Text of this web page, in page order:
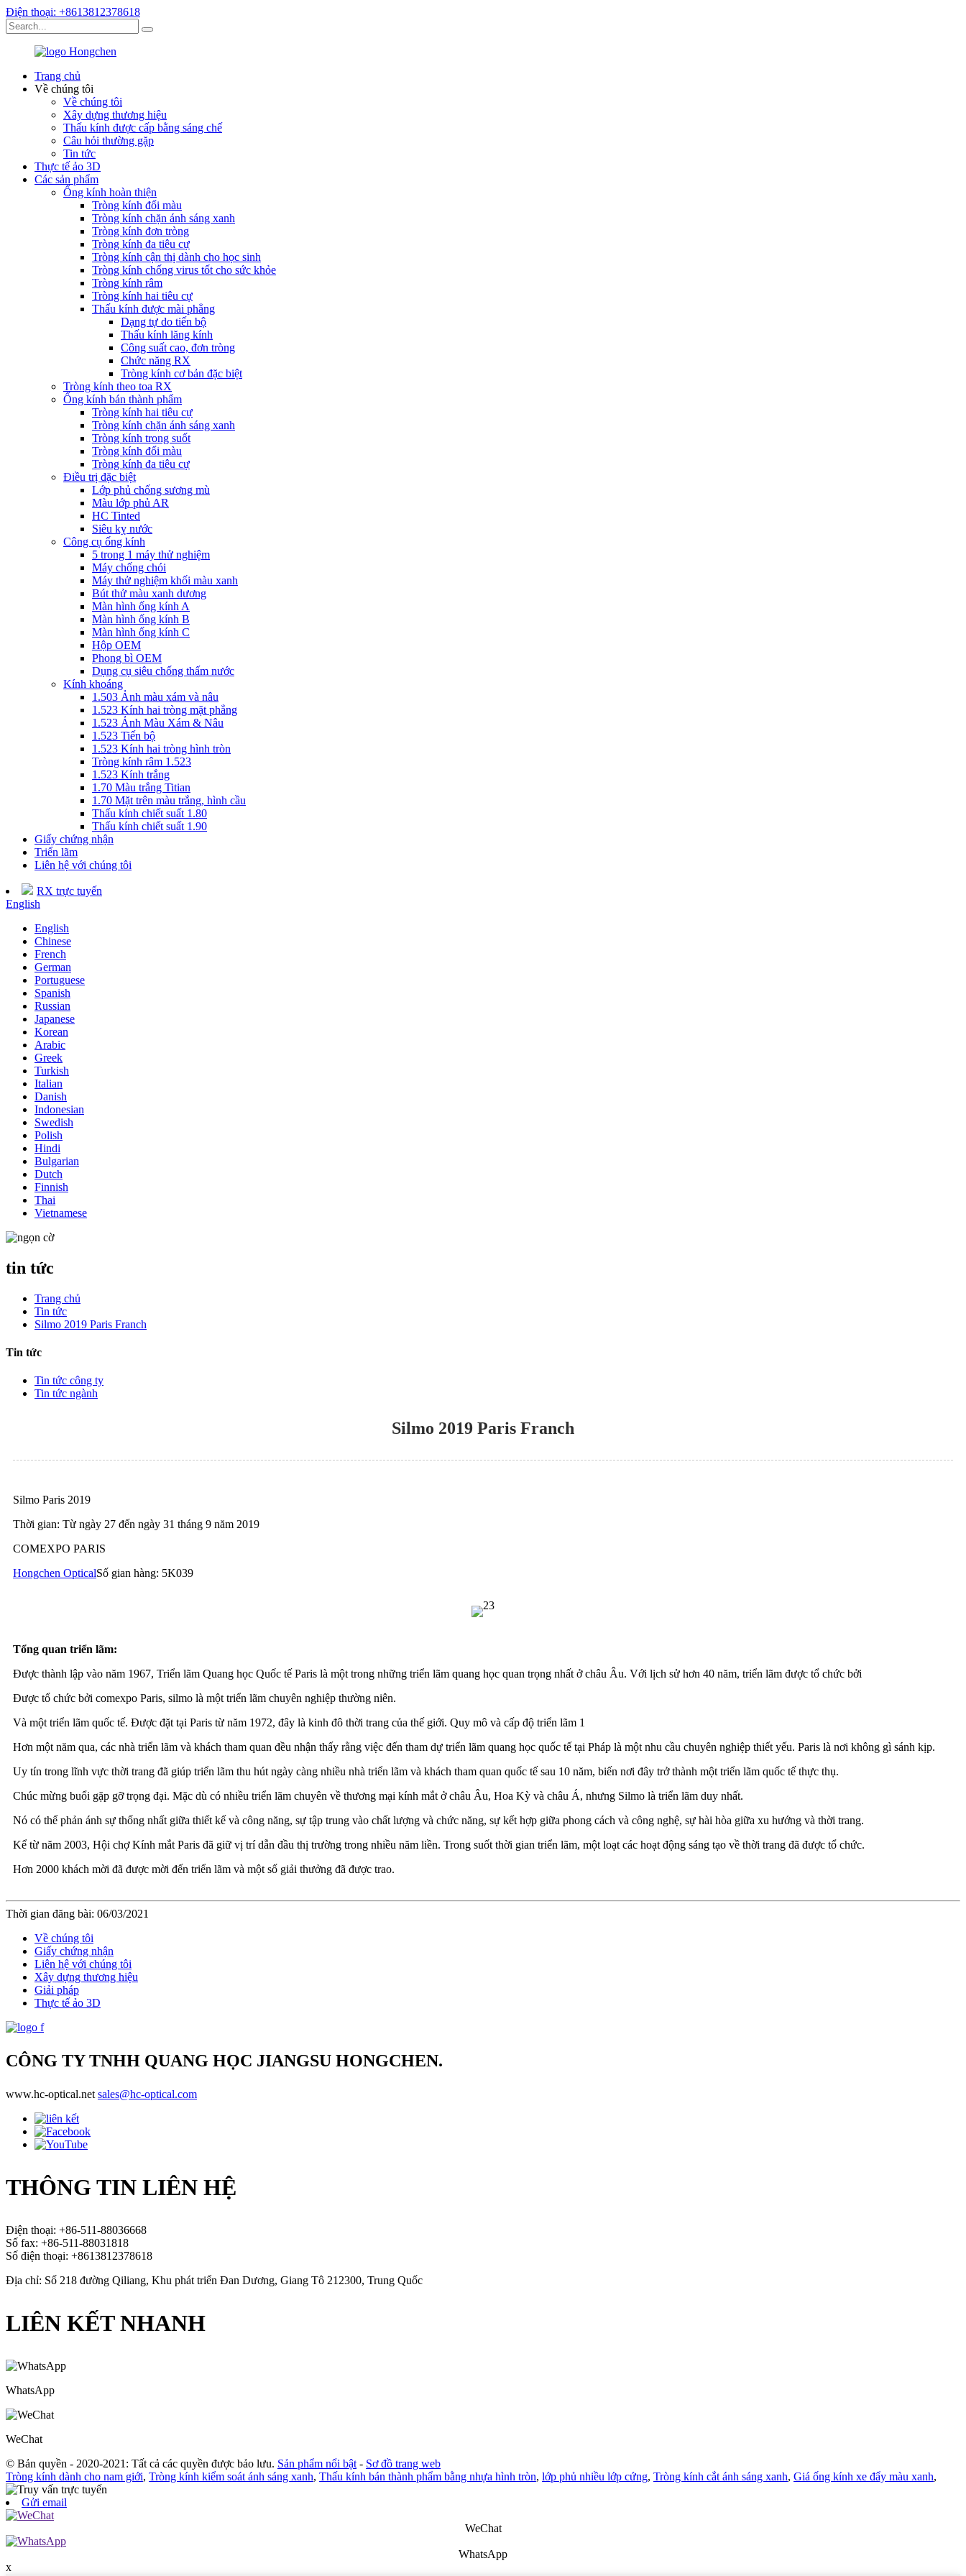
Điện thoại: +8613812378618
Trang chủ
Về chúng tôi
Về chúng tôi
Xây dựng thương hiệu
Thấu kính được cấp bằng sáng chế
Câu hỏi thường gặp
Tin tức
Thực tế ảo 3D
Các sản phẩm
Ống kính hoàn thiện
Tròng kính đổi màu
Tròng kính chặn ánh sáng xanh
Tròng kính đơn tròng
Tròng kính đa tiêu cự
Tròng kính cận thị dành cho học sinh
Tròng kính chống virus tốt cho sức khỏe
Tròng kính râm
Tròng kính hai tiêu cự
Thấu kính được mài phẳng
Dạng tự do tiến bộ
Thấu kính lăng kính
Công suất cao, đơn tròng
Chức năng RX
Tròng kính cơ bản đặc biệt
Tròng kính theo toa RX
Ống kính bán thành phẩm
Tròng kính hai tiêu cự
Tròng kính chặn ánh sáng xanh
Tròng kính trong suốt
Tròng kính đổi màu
Tròng kính đa tiêu cự
Điều trị đặc biệt
Lớp phủ chống sương mù
Màu lớp phủ AR
HC Tinted
Siêu kỵ nước
Công cụ ống kính
5 trong 1 máy thử nghiệm
Máy chống chói
Máy thử nghiệm khối màu xanh
Bút thử màu xanh dương
Màn hình ống kính A
Màn hình ống kính B
Màn hình ống kính C
Hộp OEM
Phong bì OEM
Dụng cụ siêu chống thấm nước
Kính khoáng
1.503 Ảnh màu xám và nâu
1.523 Kính hai tròng mặt phẳng
1.523 Ảnh Màu Xám & Nâu
1.523 Tiến bộ
1.523 Kính hai tròng hình tròn
Tròng kính râm 1.523
1.523 Kính trắng
1.70 Màu trắng Titian
1.70 Mặt trên màu trắng, hình cầu
Thấu kính chiết suất 1.80
Thấu kính chiết suất 1.90
Giấy chứng nhận
Triển lãm
Liên hệ với chúng tôi
RX trực tuyến
English
English
Chinese
French
German
Portuguese
Spanish
Russian
Japanese
Korean
Arabic
Greek
Turkish
Italian
Danish
Indonesian
Swedish
Polish
Hindi
Bulgarian
Dutch
Finnish
Thai
Vietnamese
tin tức
Trang chủ
Tin tức
Silmo 2019 Paris Franch
Tin tức
Tin tức công ty
Tin tức ngành
Silmo 2019 Paris Franch
Silmo Paris 2019
Thời gian: Từ ngày 27 đến ngày 31 tháng 9 năm 2019
COMEXPO PARIS
Hongchen OpticalSố gian hàng: 5K039
Tổng quan triển lãm:
Được thành lập vào năm 1967, Triển lãm Quang học Quốc tế Paris là một trong những triển lãm quang học quan trọng nhất ở châu Âu. Với lịch sử hơn 40 năm, triển lãm được tổ chức bởi
Được tổ chức bởi comexpo Paris, silmo là một triển lãm chuyên nghiệp thường niên.
Và một triển lãm quốc tế. Được đặt tại Paris từ năm 1972, đây là kinh đô thời trang của thế giới. Quy mô và cấp độ triển lãm 1
Hơn một năm qua, các nhà triển lãm và khách tham quan đều nhận thấy rằng việc đến tham dự triển lãm quang học quốc tế tại Pháp là một nhu cầu chuyên nghiệp thiết yếu. Paris là nơi không gì sánh kịp.
Uy tín trong lĩnh vực thời trang đã giúp triển lãm thu hút ngày càng nhiều nhà triển lãm và khách tham quan quốc tế sau 10 năm, biến nơi đây trở thành một triển lãm quốc tế thực thụ.
Chúc mừng buổi gặp gỡ trọng đại. Mặc dù có nhiều triển lãm chuyên về thương mại kính mắt ở châu Âu, Hoa Kỳ và châu Á, nhưng Silmo là triển lãm duy nhất.
Nó có thể phản ánh sự thống nhất giữa thiết kế và công năng, sự tập trung vào chất lượng và chức năng, sự kết hợp giữa phong cách và công nghệ, sự hài hòa giữa xu hướng và thời trang.
Kể từ năm 2003, Hội chợ Kính mắt Paris đã giữ vị trí dẫn đầu thị trường trong nhiều năm liền. Trong suốt thời gian triển lãm, một loạt các hoạt động sáng tạo về thời trang đã được tổ chức.
Hơn 2000 khách mời đã được mời đến triển lãm và một số giải thưởng đã được trao.
Thời gian đăng bài: 06/03/2021
Về chúng tôi
Giấy chứng nhận
Liên hệ với chúng tôi
Xây dựng thương hiệu
Giải pháp
Thực tế ảo 3D
CÔNG TY TNHH QUANG HỌC JIANGSU HONGCHEN.
www.hc-optical.net sales@hc-optical.com
THÔNG TIN LIÊN HỆ
Điện thoại: +86-511-88036668
Số fax: +86-511-88031818
Số điện thoại: +8613812378618
Địa chỉ: Số 218 đường Qiliang, Khu phát triển Đan Dương, Giang Tô 212300, Trung Quốc
LIÊN KẾT NHANH
WhatsApp
WeChat
© Bản quyền - 2020-2021: Tất cả các quyền được bảo lưu. Sản phẩm nổi bật - Sơ đồ trang web
Tròng kính dành cho nam giới, Tròng kính kiểm soát ánh sáng xanh, Thấu kính bán thành phẩm bằng nhựa hình tròn, lớp phủ nhiều lớp cứng, Tròng kính cắt ánh sáng xanh, Giá ống kính xe đẩy màu xanh,
Gửi email
WeChat
WhatsApp
x